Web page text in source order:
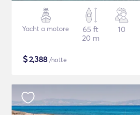
Yacht a motore
65 ft
20 m
10
$2,388 /notte